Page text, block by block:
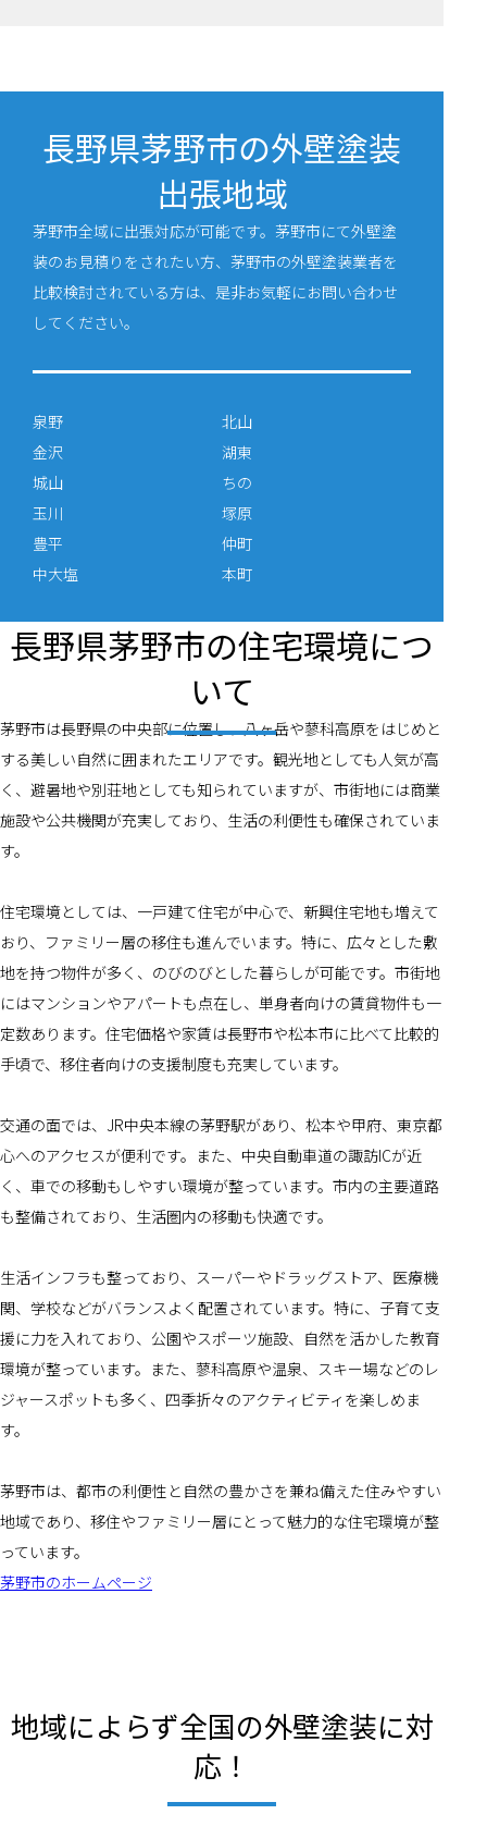
長野県茅野市の外壁塗装
出張地域
茅野市全域に出張対応が可能です。茅野市にて外壁塗
装のお見積りをされたい方、茅野市の外壁塗装業者を
比較検討されている方は、是非お気軽にお問い合わせ
してください。
泉野
金沢
北山
湖東
城山
玉川
ちの
塚原
豊平
中大塩
仲町
本町
長野県茅野市の住宅環境につ
いて
茅野市は長野県の中央部に位置し、八ヶ岳や蓼科高原をはじめと
する美しい自然に囲まれたエリアです。観光地としても人気が高
く、避暑地や別荘地としても知られていますが、市街地には商業
施設や公共機関が充実しており、生活の利便性も確保されていま
す。
住宅環境としては、一戸建て住宅が中心で、新興住宅地も増えて
おり、ファミリー層の移住も進んでいます。特に、広々とした敷
地を持つ物件が多く、のびのびとした暮らしが可能です。市街地
にはマンションやアパートも点在し、単身者向けの賃貸物件も一
定数あります。住宅価格や家賃は長野市や松本市に比べて比較的
手頃で、移住者向けの支援制度も充実しています。
交通の面では、JR中央本線の茅野駅があり、松本や甲府、東京都
心へのアクセスが便利です。また、中央自動車道の諏訪ICが近
く、車での移動もしやすい環境が整っています。市内の主要道路
も整備されており、生活圏内の移動も快適です。
生活インフラも整っており、スーパーやドラッグストア、医療機
関、学校などがバランスよく配置されています。特に、子育て支
援に力を入れており、公園やスポーツ施設、自然を活かした教育
環境が整っています。また、蓼科高原や温泉、スキー場などのレ
ジャースポットも多く、四季折々のアクティビティを楽しめま
す。
茅野市は、都市の利便性と自然の豊かさを兼ね備えた住みやすい
地域であり、移住やファミリー層にとって魅力的な住宅環境が整
っています。
茅野市のホームページ
地域によらず全国の外壁塗装に対
応！